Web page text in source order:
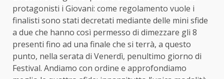
protagonisti i Giovani: come regolamento vuole i
finalisti sono stati decretati mediante delle mini sfide
a due che hanno così permesso di dimezzare gli 8
presenti fino ad una finale che si terrà, a questo
punto, nella serata di Venerdì, penultimo giorno di
Festival. Andiamo con ordine e approfondiamo